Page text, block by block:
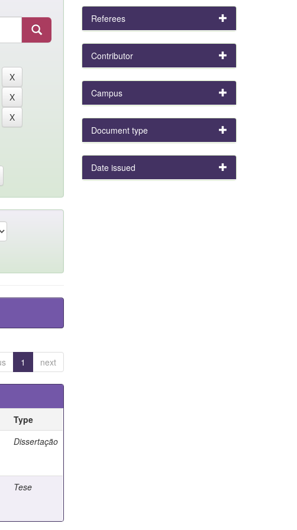
1 next
Type
Dissertação
Tese
Referees
Contributor
Campus
Document type
Date issued